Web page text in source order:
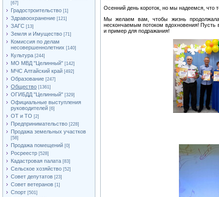
[67]
Градостроительство [1]
Здравоохранение [121]
ЗАГС [13]
Земля и Имущество [71]
Комиссия по делам
несовершеннолетних [140]
Культура [244]
МО МВД "Целинный" [142]
МЧС Алтайский край [492]
Образование [247]
Общество [1361]
ОГИБДД "Целинный" [329]
Официальные выступления
руководителей [6]
ОТ и ТО [2]
Предпринимательство [228]
Продажа земельных участков
[58]
Продажа помещений [0]
Росреестр [528]
Кадастровая палата [83]
Сельское хозяйство [52]
Совет депутатов [23]
Совет ветеранов [1]
Спорт [501]
Осенний день короток, но мы надеемся, что
Мы желаем вам, чтобы жизнь
нескончаемым потоком вдохновения! Пусть
и пример для подражания!